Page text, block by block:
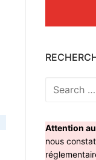
Rechercher
Attention
nous